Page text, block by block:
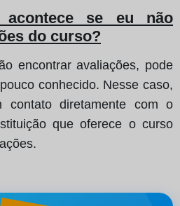
se eu não
do curso?
encontrar avaliações, pode
conhecido. Nesse caso,
contato diretamente com o
que oferece o curso